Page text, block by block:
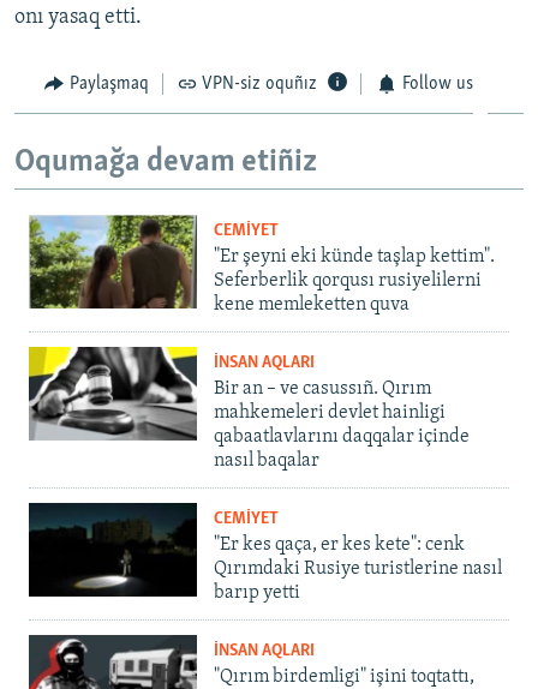
onı yasaq etti.
Paylaşmaq VPN-siz oquñız Follow us
Oqumağa devam etiñiz
CEMİYET
"Er şeyni eki künde taşlap kettim".
Seferberlik qorqusı rusiyelilerni
kene memleketten quva
İNSAN AQLARI
Bir an – ve casussıñ. Qırım
mahkemeleri devlet hainligi
qabaatlavlarını daqqalar içinde
nasıl baqalar
CEMİYET
"Er kes qaça, er kes kete": cenk
Qırımdaki Rusiye turistlerine nasıl
barıp yetti
İNSAN AQLARI
"Qırım birdemligi" işini toqtattı,